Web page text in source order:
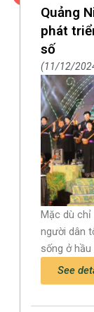
Quảng
phát
số
11/12/
Mặc dù
người dân
sống ở hầu
See